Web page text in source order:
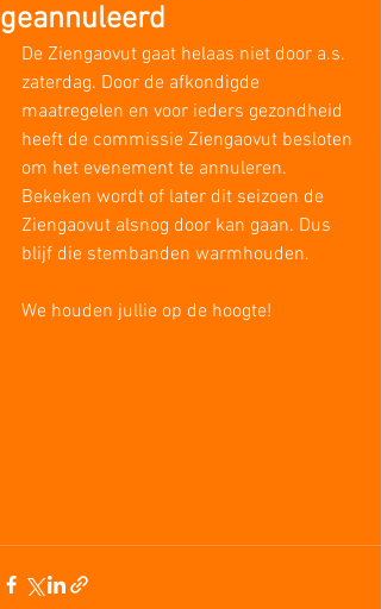
geannuleerd
De Ziengaovut gaat helaas niet door a.s.
zaterdag. Door de afkondigde
maatregelen en voor ieders gezondheid
heeft de commissie Ziengaovut besloten
om het evenement te annuleren.
Bekeken wordt of later dit seizoen de
Ziengaovut alsnog door kan gaan. Dus
blijf die stembanden warmhouden.
We houden jullie op de hoogte!